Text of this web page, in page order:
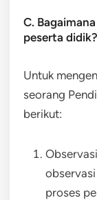
C.
peserta didik?
Untuk
seorang
berikut:
proses